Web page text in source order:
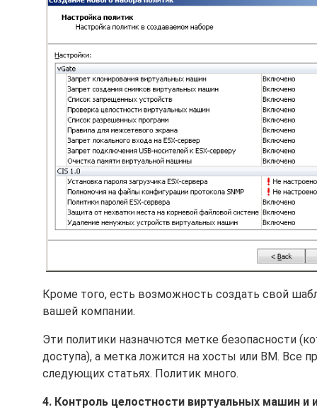
Кроме того, есть возможность создать свой
вашей компании.
Эти политики назначются метке безопасности
доступа), а метка ложится на хосты или ВМ. Все
следующих статьях. Политик много.
4. Контроль целостности виртуальных машин и